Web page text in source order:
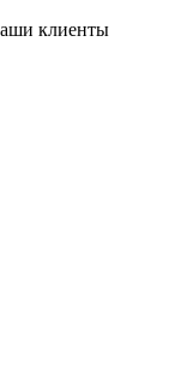
клиенты